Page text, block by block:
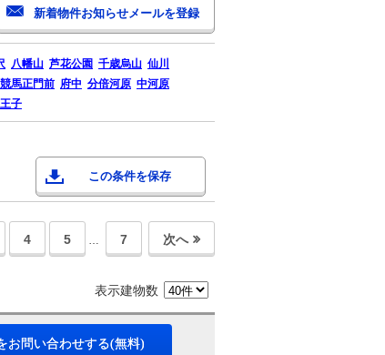
八幡山 芦花公園 千歳烏山 仙川
馬正門前 府中 分倍河原 中河原
子
この条件を保存
4 5 … 7 次へ
表示建物数
お問い合わせする(無料)